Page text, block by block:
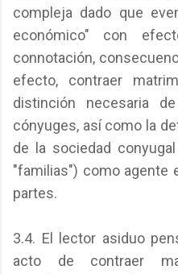
compleja dado que
económico" con
connotación,
efecto, contraer
distinción necesaria
cónyuges, así como la
de la sociedad
"familias") como agente
partes.
3.4. El lector asiduo
acto de contraer